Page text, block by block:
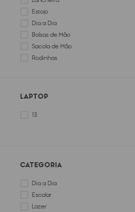
Estojo
Dia a Dia
Bolsas de Mão
Sacola de Mão
Rodinhas
LAPTOP
13
CATEGORIA
Dia a Dia
Escolar
Lazer